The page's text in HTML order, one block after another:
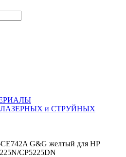
и СТРУЙНЫХ
G&G желтый для НР
CP5225DN